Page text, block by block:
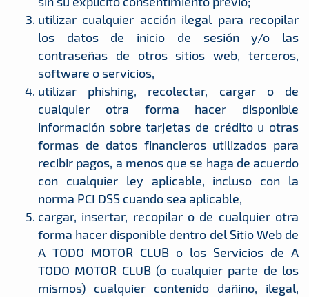
utilizar cualquier acción ilegal para recopilar
los datos de inicio de sesión y/o las
contraseñas de otros sitios web, terceros,
software o servicios,
utilizar phishing, recolectar, cargar o de
cualquier otra forma hacer disponible
información sobre tarjetas de crédito u otras
formas de datos financieros utilizados para
recibir pagos, a menos que se haga de acuerdo
con cualquier ley aplicable, incluso con la
norma PCI DSS cuando sea aplicable,
cargar, insertar, recopilar o de cualquier otra
forma hacer disponible dentro del Sitio Web de
A TODO MOTOR CLUB o los Servicios de A
TODO MOTOR CLUB (o cualquier parte de los
mismos) cualquier contenido dañino, ilegal,